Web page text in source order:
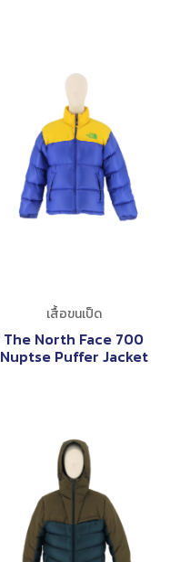
เสื้อขนเป็ด
The North Face 700
Nuptse Puffer Jacket